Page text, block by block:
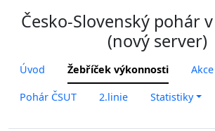
Česko-Slovenský pohár
(nový server)
Úvod Žebříček výkonnosti
Pohár ČSUT 2.linie Statistiky